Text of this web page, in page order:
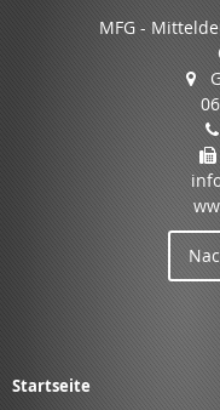
MFG -
Startseite